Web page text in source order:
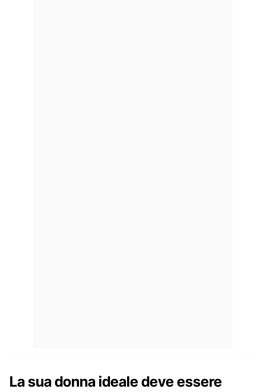
La sua donna ideale deve essere